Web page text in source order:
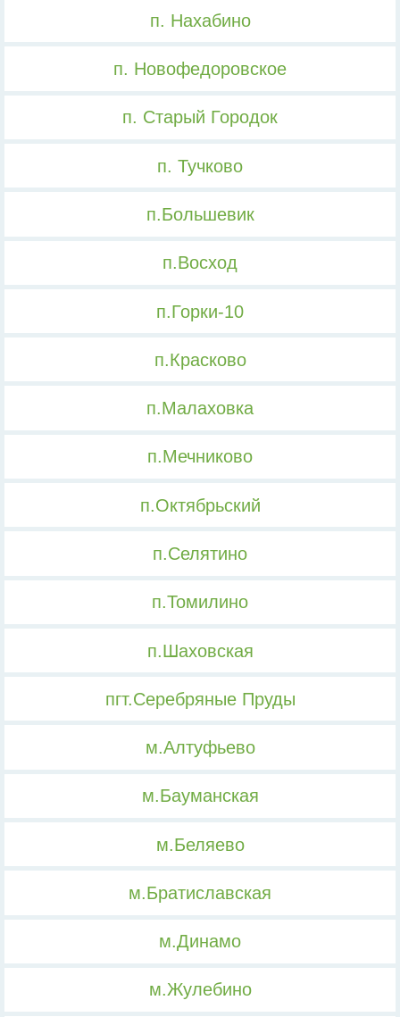
п. Нахабино
п. Новофедоровское
п. Старый Городок
п. Тучково
п.Большевик
п.Восход
п.Горки-10
п.Красково
п.Малаховка
п.Мечниково
п.Октябрьский
п.Селятино
п.Томилино
п.Шаховская
пгт.Серебряные Пруды
м.Алтуфьево
м.Бауманская
м.Беляево
м.Братиславская
м.Динамо
м.Жулебино